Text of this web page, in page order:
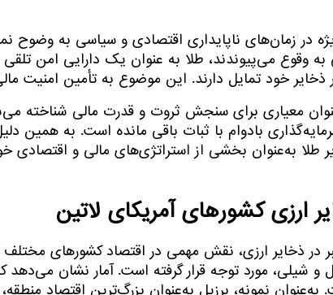
در زمان‌های ناپایداری اقتصادی و سیاسی به وضوح
وقوع می‌پیوندند، طلا به عنوان یک دارایی امن
ذخایر خود تمایل دارند. این موضوع به تأمین امنیت
عنوان معیاری برای سنجش ثروت و قدرت مالی شناخته
بادوام با ثبات باقی مانده است. به همین
به‌عنوان بخشی از استراتژی‌های مالی و اقتصادی
ارزی کشورهای آمریکای لاتین
در ذخایر ارزی، نقش مهمی در اقتصاد کشورهای مختلف
و شیلی، مورد توجه قرار گرفته است. آمار نشان